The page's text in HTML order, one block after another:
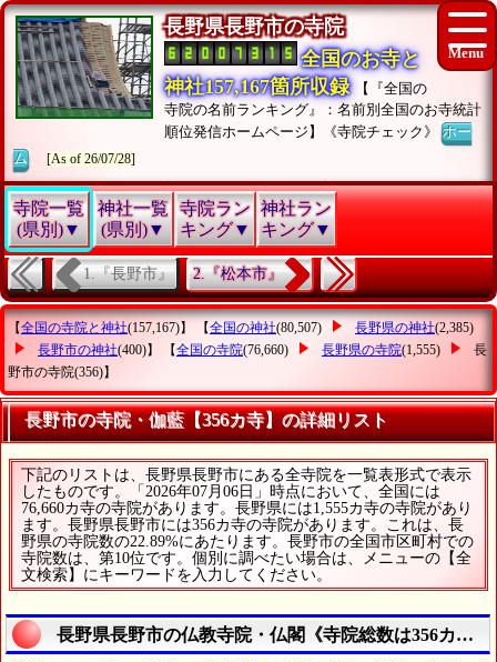
長野県長野市の寺院
全国のお寺と
神社157,167箇所収録
【『全国の
寺院の名前ランキング』：名前別全国のお寺統計
順位発信ホームページ】《寺院チェック》ホー
ム
[As of 26/07/28]
寺院一覧
(県別)▼
神社一覧
(県別)▼
寺院ラン
キング▼
神社ラン
キング▼
1.『長野市』 2.『松本市』
【全国の寺院と神社(157,167)】 【全国の神社(80,507) 長野県の神社(2,385)
長野市の神社(400)】 【全国の寺院(76,660) 長野県の寺院(1,555)
長
野市の寺院(356)】
長野市の寺院・伽藍【356カ寺】の詳細リスト
下記のリストは、長野県長野市にある全寺院を一覧表形式で表示
したものです。「2026年07月06日」時点において、全国には
76,660カ寺の寺院があります。長野県には1,555カ寺の寺院があり
ます。長野県長野市には356カ寺の寺院があります。これは、長
野県の寺院数の22.89%にあたります。長野市の全国市区町村での
寺院数は、第10位です。個別に調べたい場合は、メニューの【全
文検索】にキーワードを入力してください。
長野県長野市の仏教寺院・仏閣《寺院総数は356カ寺